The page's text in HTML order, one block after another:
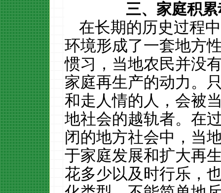
三、家庭积
在长期的历史过程
环境形成了一套地方
惯习，当地农民并没
家庭再生产的动力。
和走人情的人，会被
地社会的越轨者。在
闭的地方社会中，当
于家庭发展和扩大再
花多少以及时行乐，